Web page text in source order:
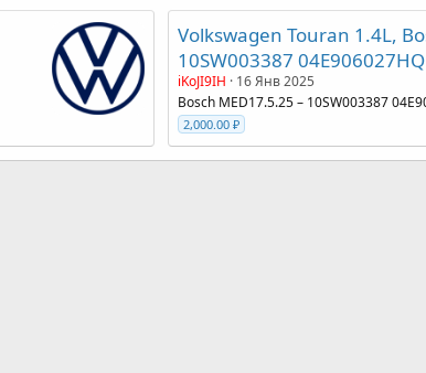
Volkswagen Touran 1.4L,
10SW003387
iKoJI9IH
16 Янв 2025
Bosch MED17.5.25 – 10SW003387
2,000.00 ₽